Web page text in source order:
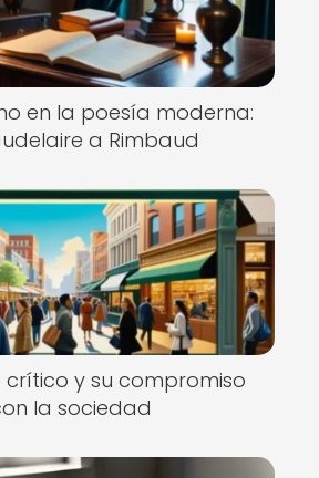
en la poesía moderna:
a Rimbaud
crítico y su compromiso
la sociedad